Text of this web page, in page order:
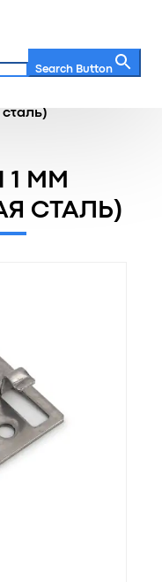
Search Button
1 ММ
СТАЛЬ)